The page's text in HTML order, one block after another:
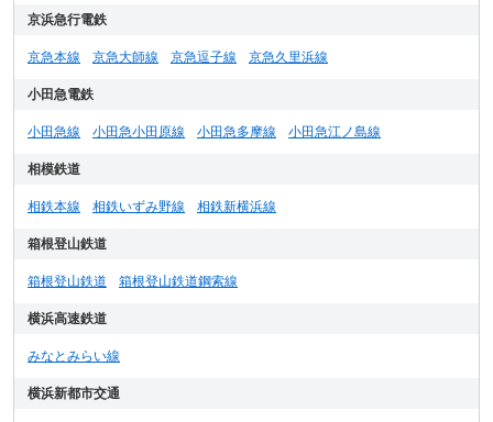
京浜急行電鉄
京急本線 京急大師線 京急逗子線 京急久里浜線
小田急電鉄
小田急線 小田急小田原線 小田急多摩線 小田急江ノ島線
相模鉄道
相鉄本線 相鉄いずみ野線 相鉄新横浜線
箱根登山鉄道
箱根登山鉄道 箱根登山鉄道鋼索線
横浜高速鉄道
みなとみらい線
横浜新都市交通